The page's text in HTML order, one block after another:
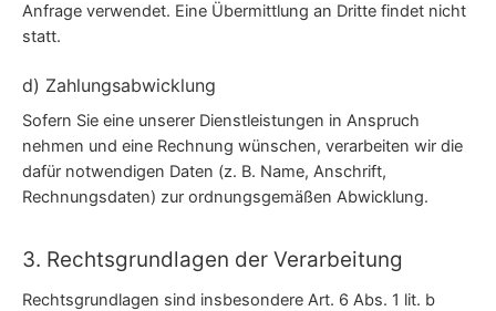
Anfrage verwendet. Eine Übermittlung an Dritte findet nicht
statt.
d) Zahlungsabwicklung
Sofern Sie eine unserer Dienstleistungen in Anspruch
nehmen und eine Rechnung wünschen, verarbeiten wir die
dafür notwendigen Daten (z. B. Name, Anschrift,
Rechnungsdaten) zur ordnungsgemäßen Abwicklung.
3. Rechtsgrundlagen der Verarbeitung
Rechtsgrundlagen sind insbesondere Art. 6 Abs. 1 lit. b